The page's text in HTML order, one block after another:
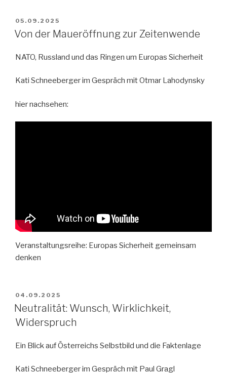
VERÖFFENTLICHT
AM
05.09.2025
Von der Maueröffnung zur Zeitenwende
NATO, Russland und das Ringen um Europas Sicherheit
Kati Schneeberger im Gespräch mit Otmar Lahodynsky
hier nachsehen:
Veranstaltungsreihe: Europas Sicherheit gemeinsam
denken
VERÖFFENTLICHT
AM
04.09.2025
Neutralität: Wunsch, Wirklichkeit,
Widerspruch
Ein Blick auf Österreichs Selbstbild und die Faktenlage
Kati Schneeberger im Gespräch mit Paul Gragl